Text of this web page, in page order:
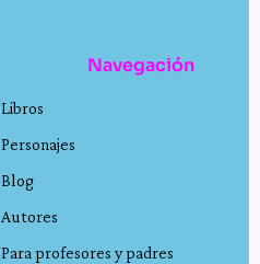
Navegación
Libros
Personajes
Blog
Autores
Para profesores y padres